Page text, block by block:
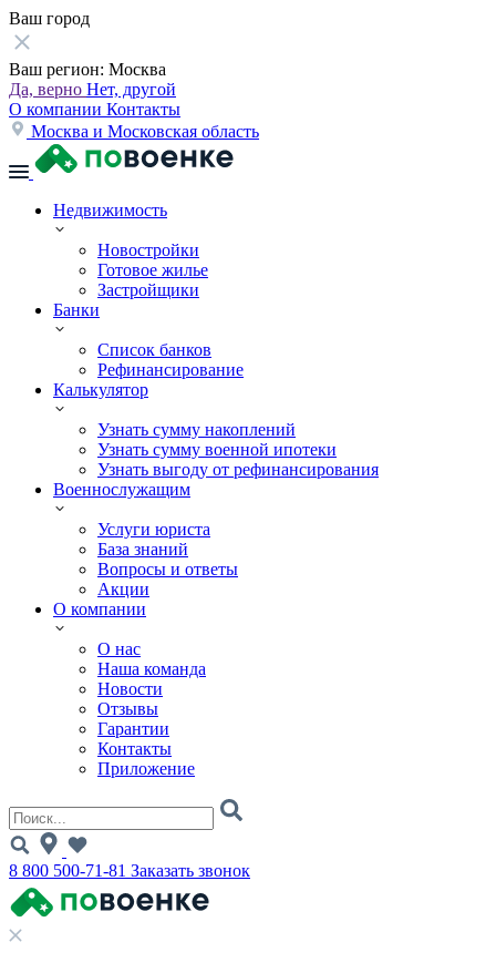
Ваш город
Ваш регион: Москва
Да, верно Нет, другой
О компании Контакты
Москва и Московская область
Недвижимость
Новостройки
Готовое жилье
Застройщики
Банки
Список банков
Рефинансирование
Калькулятор
Узнать сумму накоплений
Узнать сумму военной ипотеки
Узнать выгоду от рефинансирования
Военнослужащим
Услуги юриста
База знаний
Вопросы и ответы
Акции
О компании
О нас
Наша команда
Новости
Отзывы
Гарантии
Контакты
Приложение
8 800 500-71-81 Заказать звонок